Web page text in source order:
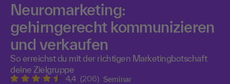
Neuromarketing:
gehirngerecht kommunizieren
und verkaufen
So erreichst du mit der richtigen Marketingbotschaft
deine Zielgruppe
4,4 (206) Seminar